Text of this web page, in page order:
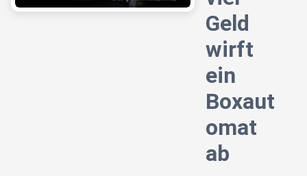
Geld
wirft
ein
Boxaut
omat
ab